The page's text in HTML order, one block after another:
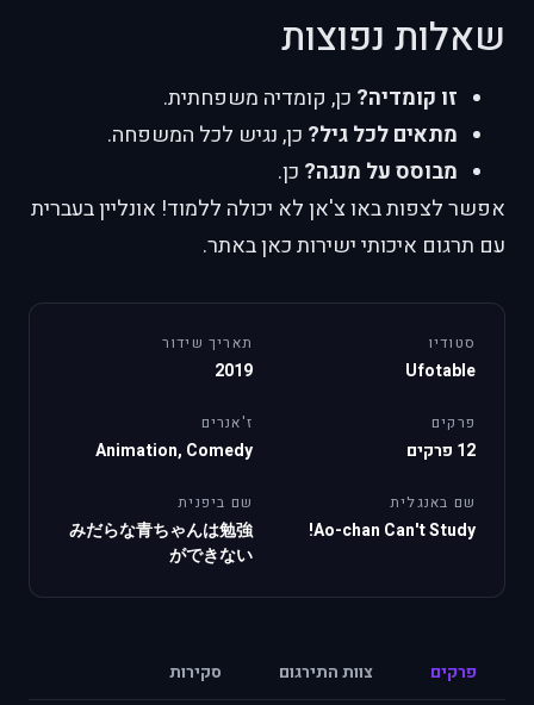
שאלות נפוצות
זו קומדיה? כן, קומדיה משפחתית.
מתאים לכל גיל? כן, נגיש לכל המשפחה.
מבוסס על מנגה? כן.
אפשר לצפות באו צ'אן לא יכולה ללמוד! אונליין בעברית
עם תרגום איכותי ישירות כאן באתר.
סטודיו
Ufotable
תאריך שידור
2019
פרקים
12 פרקים
ז'אנרים
Animation, Comedy
שם באנגלית
Ao-chan Can't Study!
שם ביפנית
みだらな青ちゃんは勉強
ができない
פרקים צוות התירגום סקירות